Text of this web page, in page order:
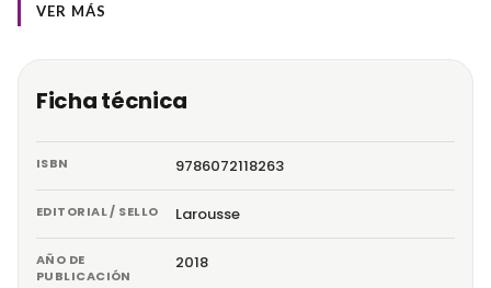
VER MÁS
Ficha técnica
ISBN 9786072118263
EDITORIAL / SELLO Larousse
AÑO DE
PUBLICACIÓN
2018